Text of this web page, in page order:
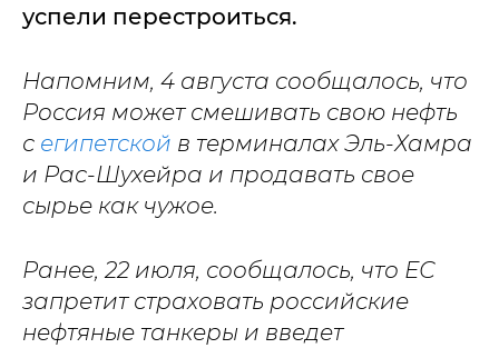
успели перестроиться.
Напомним, 4 августа сообщалось, что
Россия может смешивать свою нефть
с египетской в терминалах Эль-Хамра
и Рас-Шухейра и продавать свое
сырье как чужое.
Ранее, 22 июля, сообщалось, что ЕС
запретит страховать российские
нефтяные танкеры и введет